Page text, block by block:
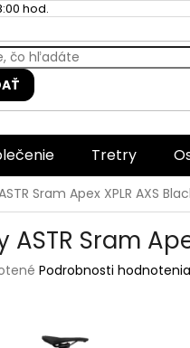
hod.
Tretry
Sram Apex XPLR AXS
ASTR Sram
Podrobnosti hodnotenia